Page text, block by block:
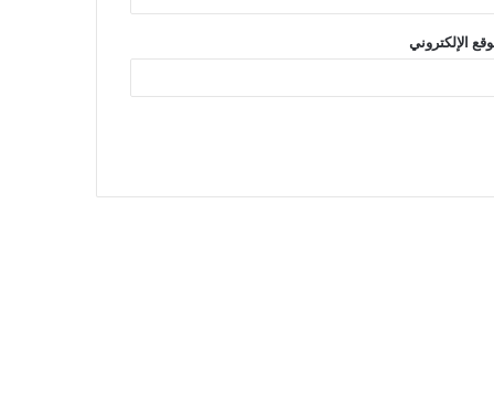
الإلكتروني